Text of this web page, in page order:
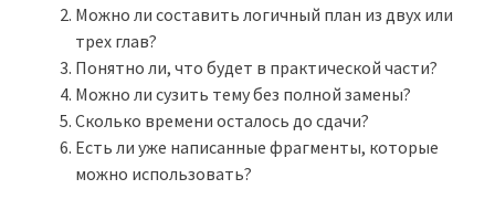
Можно ли составить логичный план из двух или
трех глав?
Понятно ли, что будет в практической части?
Можно ли сузить тему без полной замены?
Сколько времени осталось до сдачи?
Есть ли уже написанные фрагменты, которые
можно использовать?